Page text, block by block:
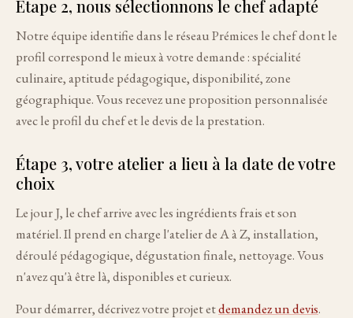
Étape 2, nous sélectionnons le chef adapté
Notre équipe identifie dans le réseau Prémices le chef dont le
profil correspond le mieux à votre demande : spécialité
culinaire, aptitude pédagogique, disponibilité, zone
géographique. Vous recevez une proposition personnalisée
avec le profil du chef et le devis de la prestation.
Étape 3, votre atelier a lieu à la date de votre
choix
Le jour J, le chef arrive avec les ingrédients frais et son
matériel. Il prend en charge l'atelier de A à Z, installation,
déroulé pédagogique, dégustation finale, nettoyage. Vous
n'avez qu'à être là, disponibles et curieux.
Pour démarrer, décrivez votre projet etdemandez un devis.